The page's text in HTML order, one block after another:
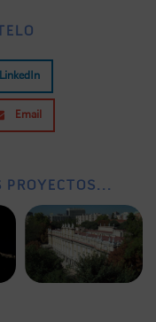
LinkedIn
Email
PROYECTOS...